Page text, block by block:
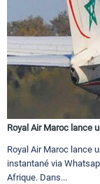
Royal Air Maroc lance
Royal Air Maroc lance
instantané via
Afrique. Dans...